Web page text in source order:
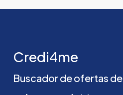
Credi4me
Buscadordeofertas de